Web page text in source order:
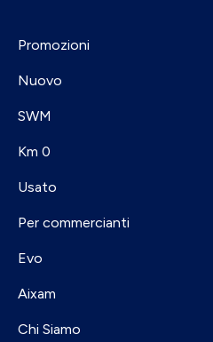
Promozioni
Nuovo
SWM
Km 0
Usato
Per commercianti
Evo
Aixam
Chi Siamo